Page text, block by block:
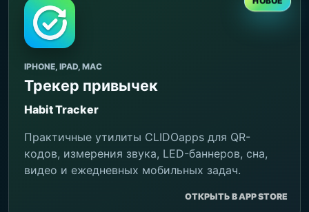
IPHONE, IPAD, MAC
Трекер привычек
Habit Tracker
Практичные утилиты CLIDOapps для QR-
кодов, измерения звука, LED-баннеров, сна,
видео и ежедневных мобильных задач.
ОТКРЫТЬ В APP STORE